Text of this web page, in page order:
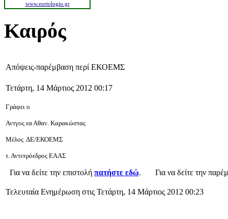
www.eortologio.gr
Καιρός
Απόψεις-παρέμβαση περί ΕΚΟΕΜΣ
Τετάρτη, 14 Μάρτιος 2012 00:17
Γράφει ο
Αντγος εα Αθαν. Καρακώστας
Μέλος ΔΕ/ΕΚΟΕΜΣ
τ. Αντιπρόεδρος ΕΑΑΣ
Για να δείτε την επιστολή πατήστε εδώ. Για να δείτε την
Τελευταία Ενημέρωση στις Τετάρτη, 14 Μάρτιος 2012 00:23